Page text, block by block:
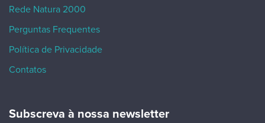
Rede Natura 2000
Perguntas Frequentes
Política de Privacidade
Contatos
Subscreva à nossa newsletter